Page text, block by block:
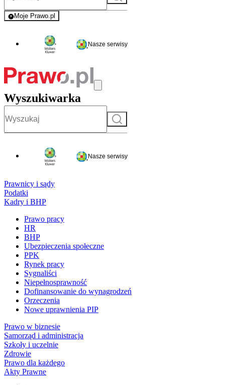
Moje Prawo.pl
- rejestracja i logowanie do serwisu
Nasze serwisy
Wyszukiwarka
Szukaj
Nasze serwisy
Prawnicy i sądy
Podatki
Kadry i BHP
Prawo pracy
HR
BHP
Ubezpieczenia społeczne
PPK
Rynek pracy
Sygnaliści
Niepełnosprawność
Dofinansowanie do wynagrodzeń
Orzeczenia
Nowe uprawnienia PIP
Prawo w biznesie
Samorząd i administracja
Szkoły i uczelnie
Zdrowie
Prawo dla każdego
Akty Prawne